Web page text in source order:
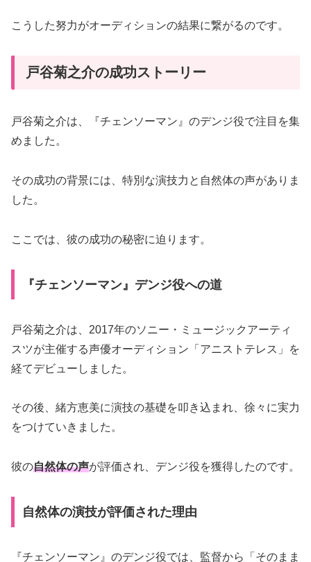
こうした努力がオーディションの結果に繋がるのです。
戸谷菊之介の成功ストーリー
戸谷菊之介は、『チェンソーマン』のデンジ役で注目を集
めました。
その成功の背景には、特別な演技力と自然体の声がありま
した。
ここでは、彼の成功の秘密に迫ります。
『チェンソーマン』デンジ役への道
戸谷菊之介は、2017年のソニー・ミュージックアーティ
スツが主催する声優オーディション「アニストテレス」を
経てデビューしました。
その後、緒方恵美に演技の基礎を叩き込まれ、徐々に実力
をつけていきました。
彼の自然体の声が評価され、デンジ役を獲得したのです。
自然体の演技が評価された理由
『チェンソーマン』のデンジ役では、監督から「そのまま